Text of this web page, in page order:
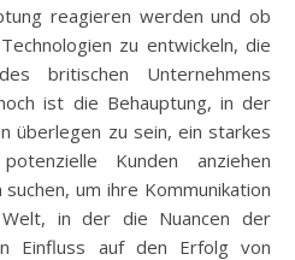
reagieren werden und ob
zu entwickeln, die
britischen Unternehmens
ist die Behauptung, in der
überlegen zu sein, ein starkes
Kunden anziehen
um ihre Kommunikation
in der die Nuancen der
Einfluss auf den Erfolg von